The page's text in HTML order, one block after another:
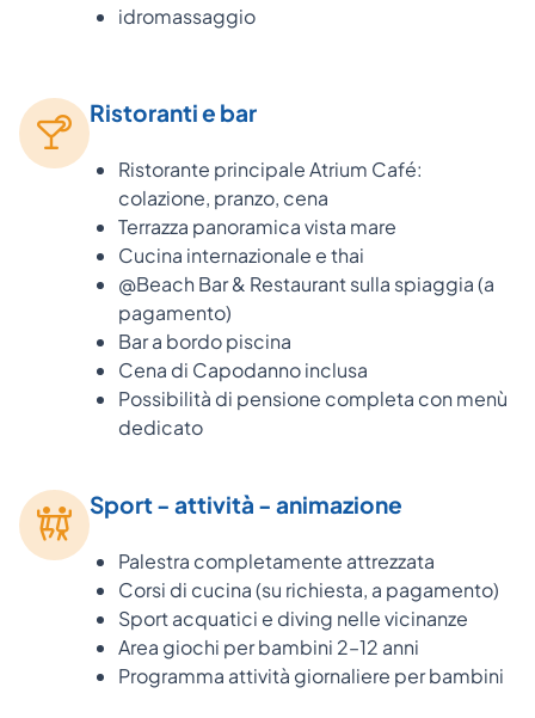
idromassaggio
Ristoranti e bar
Ristorante principale Atrium Café:
colazione, pranzo, cena
Terrazza panoramica vista mare
Cucina internazionale e thai
@Beach Bar & Restaurant sulla spiaggia (a
pagamento)
Bar a bordo piscina
Cena di Capodanno inclusa
Possibilità di pensione completa con menù
dedicato
Sport - attività - animazione
Palestra completamente attrezzata
Corsi di cucina (su richiesta, a pagamento)
Sport acquatici e diving nelle vicinanze
Area giochi per bambini 2–12 anni
Programma attività giornaliere per bambini